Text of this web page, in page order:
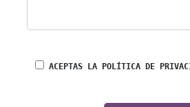
ACEPTAS LA POLÍTICA DE